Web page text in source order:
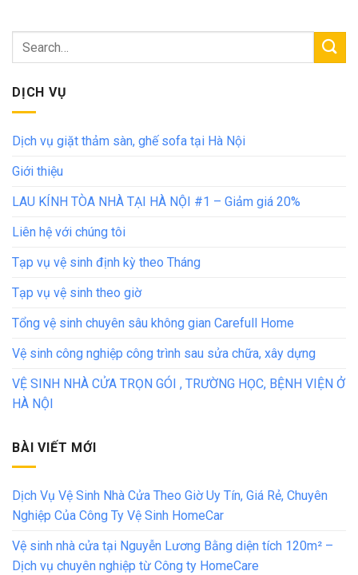
DỊCH VỤ
Dịch vụ giặt thảm sàn, ghế sofa tại Hà Nội
Giới thiệu
LAU KÍNH TÒA NHÀ TẠI HÀ NỘI #1 – Giảm giá 20%
Liên hệ với chúng tôi
Tạp vụ vệ sinh định kỳ theo Tháng
Tạp vụ vệ sinh theo giờ
Tổng vệ sinh chuyên sâu không gian Carefull Home
Vệ sinh công nghiệp công trình sau sửa chữa, xây dựng
VỆ SINH NHÀ CỬA TRỌN GÓI , TRƯỜNG HỌC, BỆNH VIỆN Ở
HÀ NỘI
BÀI VIẾT MỚI
Dịch Vụ Vệ Sinh Nhà Cửa Theo Giờ Uy Tín, Giá Rẻ, Chuyên
Nghiệp Của Công Ty Vệ Sinh HomeCar
Vệ sinh nhà cửa tại Nguyễn Lương Bằng diện tích 120m² –
Dịch vụ chuyên nghiệp từ Công ty HomeCare